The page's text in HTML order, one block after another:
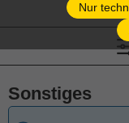
Sonstiges
Nur